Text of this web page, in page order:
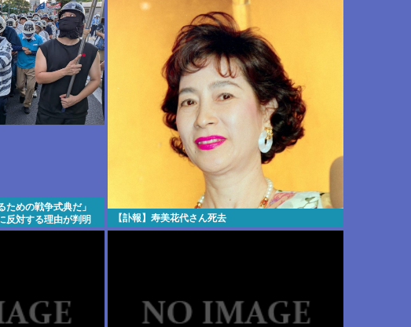
ための戦争式典だ」
反対する理由が判明
【訃報】寿美花代さん死去